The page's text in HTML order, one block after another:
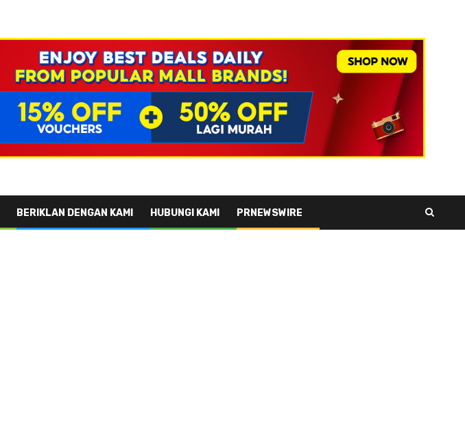
BERIKLAN DENGAN KAMI HUBUNGI KAMI PRNEWSWIRE